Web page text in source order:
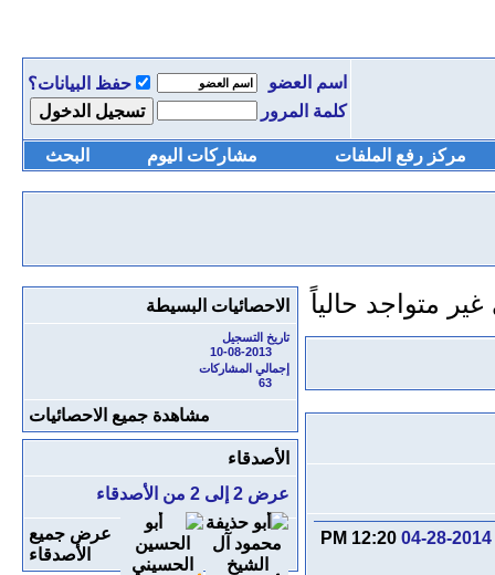
اسم العضو
حفظ البيانات؟
كلمة المرور
مركز رفع الملفات مشاركات اليوم البحث
04-28-2014
12:20 PM
الاحصائيات البسيطة
تاريخ التسجيل
10-08-2013
إجمالي المشاركات
63
مشاهدة جميع الاحصائيات
الأصدقاء
عرض 2 إلى 2 من الأصدقاء
عرض جميع
الأصدقاء